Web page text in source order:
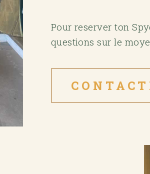
Pour reserver ton
questions sur le